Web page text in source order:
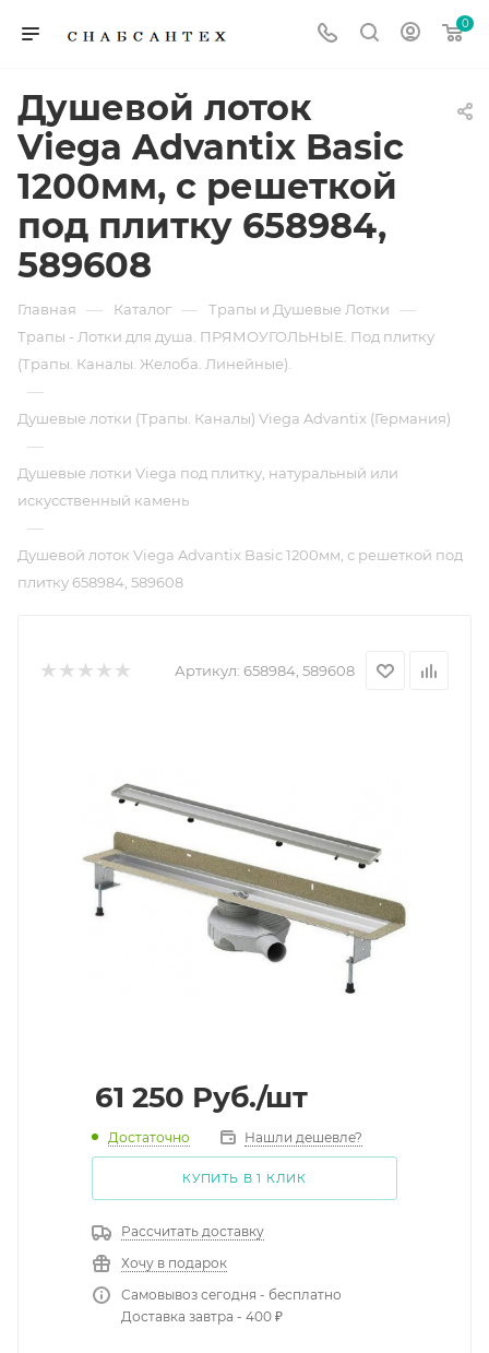
0
Душевой лоток
Viega Advantix Basic
1200мм, с решеткой
под плитку 658984,
589608
Главная — Каталог — Трапы и Душевые Лотки —
Трапы - Лотки для душа. ПРЯМОУГОЛЬНЫЕ. Под плитку
(Трапы. Каналы. Желоба. Линейные).
—
Душевые лотки (Трапы. Каналы) Viega Advantix (Германия)
—
Душевые лотки Viega под плитку, натуральный или
искусственный камень
—
Душевой лоток Viega Advantix Basic 1200мм, с решеткой под
плитку 658984, 589608
Артикул: 658984, 589608
61 250 Руб./шт
Достаточно Нашли дешевле?
КУПИТЬ В 1 КЛИК
Рассчитать доставку
Хочу в подарок
Самовывоз сегодня - бесплатно
Доставка завтра - 400 ₽